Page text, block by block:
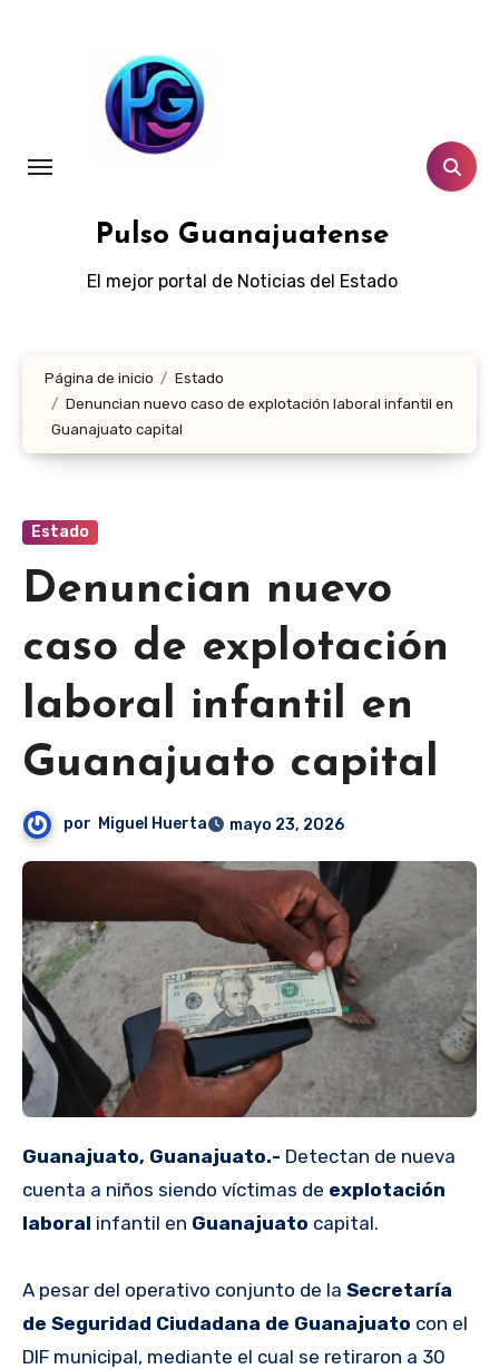
Pulso Guanajuatense
El mejor portal de Noticias del Estado
Página de inicio
Estado
Denuncian nuevo caso de explotación laboral infantil en
Guanajuato capital
Estado
Denuncian nuevo
caso de explotación
laboral infantil en
Guanajuato capital
por Miguel Huerta mayo 23, 2026
Guanajuato, Guanajuato.- Detectan de nueva
cuenta a niños siendo víctimas de explotación
laboral infantil en Guanajuato capital.
A pesar del operativo conjunto de la Secretaría
de Seguridad Ciudadana de Guanajuato con el
DIF municipal, mediante el cual se retiraron a 30